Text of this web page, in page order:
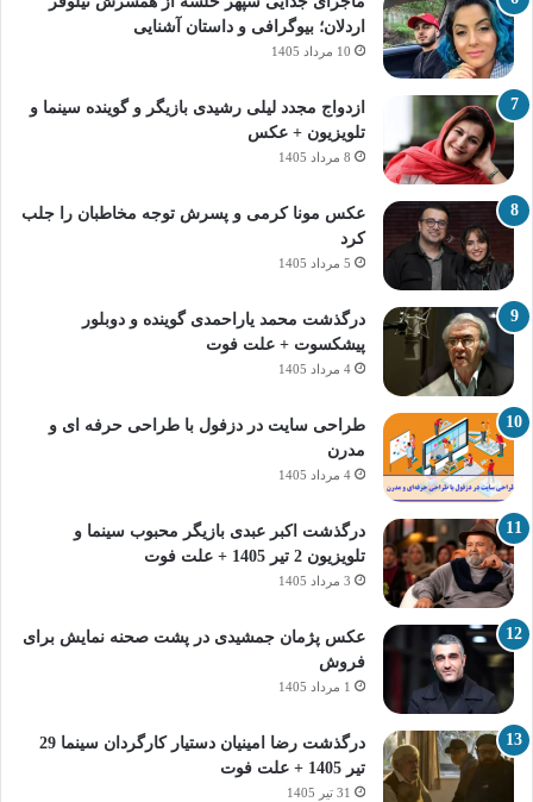
اردلان؛ بیوگرافی و داستان آشنایی
10 مرداد 1405
ازدواج مجدد لیلی رشیدی بازیگر و گوینده سینما و
تلویزیون + عکس
8 مرداد 1405
عکس مونا کرمی و پسرش توجه مخاطبان را جلب
کرد
5 مرداد 1405
درگذشت محمد یاراحمدی گوینده و دوبلور
پیشکسوت + علت فوت
4 مرداد 1405
طراحی سایت در دزفول با طراحی حرفه‌ ای و
مدرن
4 مرداد 1405
درگذشت اکبر عبدی بازیگر محبوب سینما و
تلویزیون 2 تیر 1405 + علت فوت
3 مرداد 1405
عکس پژمان جمشیدی در پشت صحنه نمایش برای
فروش
1 مرداد 1405
درگذشت رضا امینیان دستیار کارگردان سینما 29
تیر 1405 + علت فوت
31 تیر 1405